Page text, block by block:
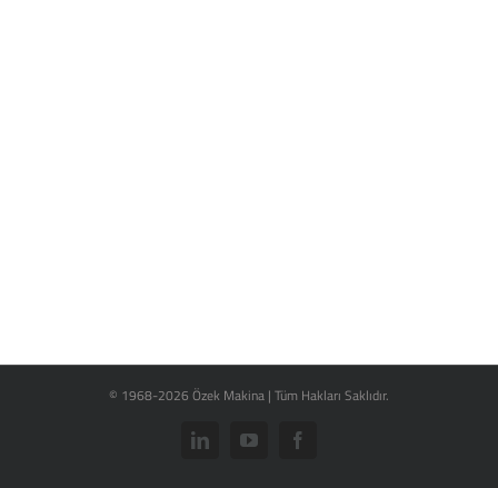
© 1968-2026 Özek Makina | Tüm Hakları Saklıdır.
LinkedInYouTubeFacebook